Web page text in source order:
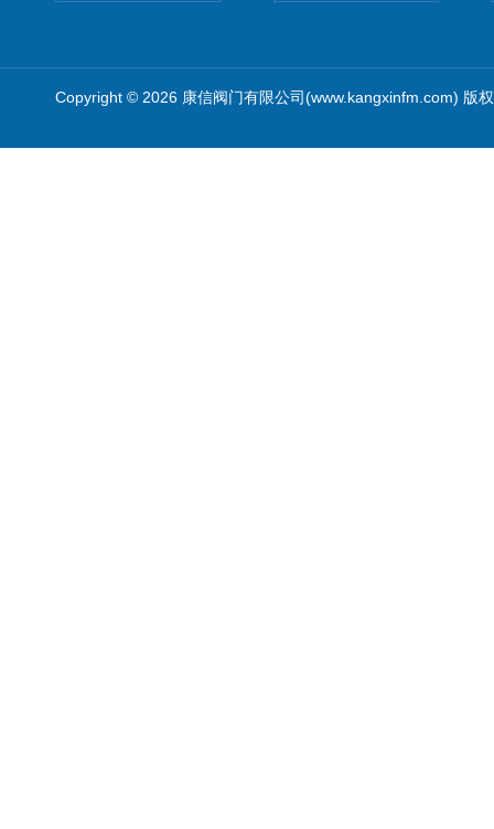
Copyright © 2026 康信阀门有限公司(www.kangxinfm.com) 版